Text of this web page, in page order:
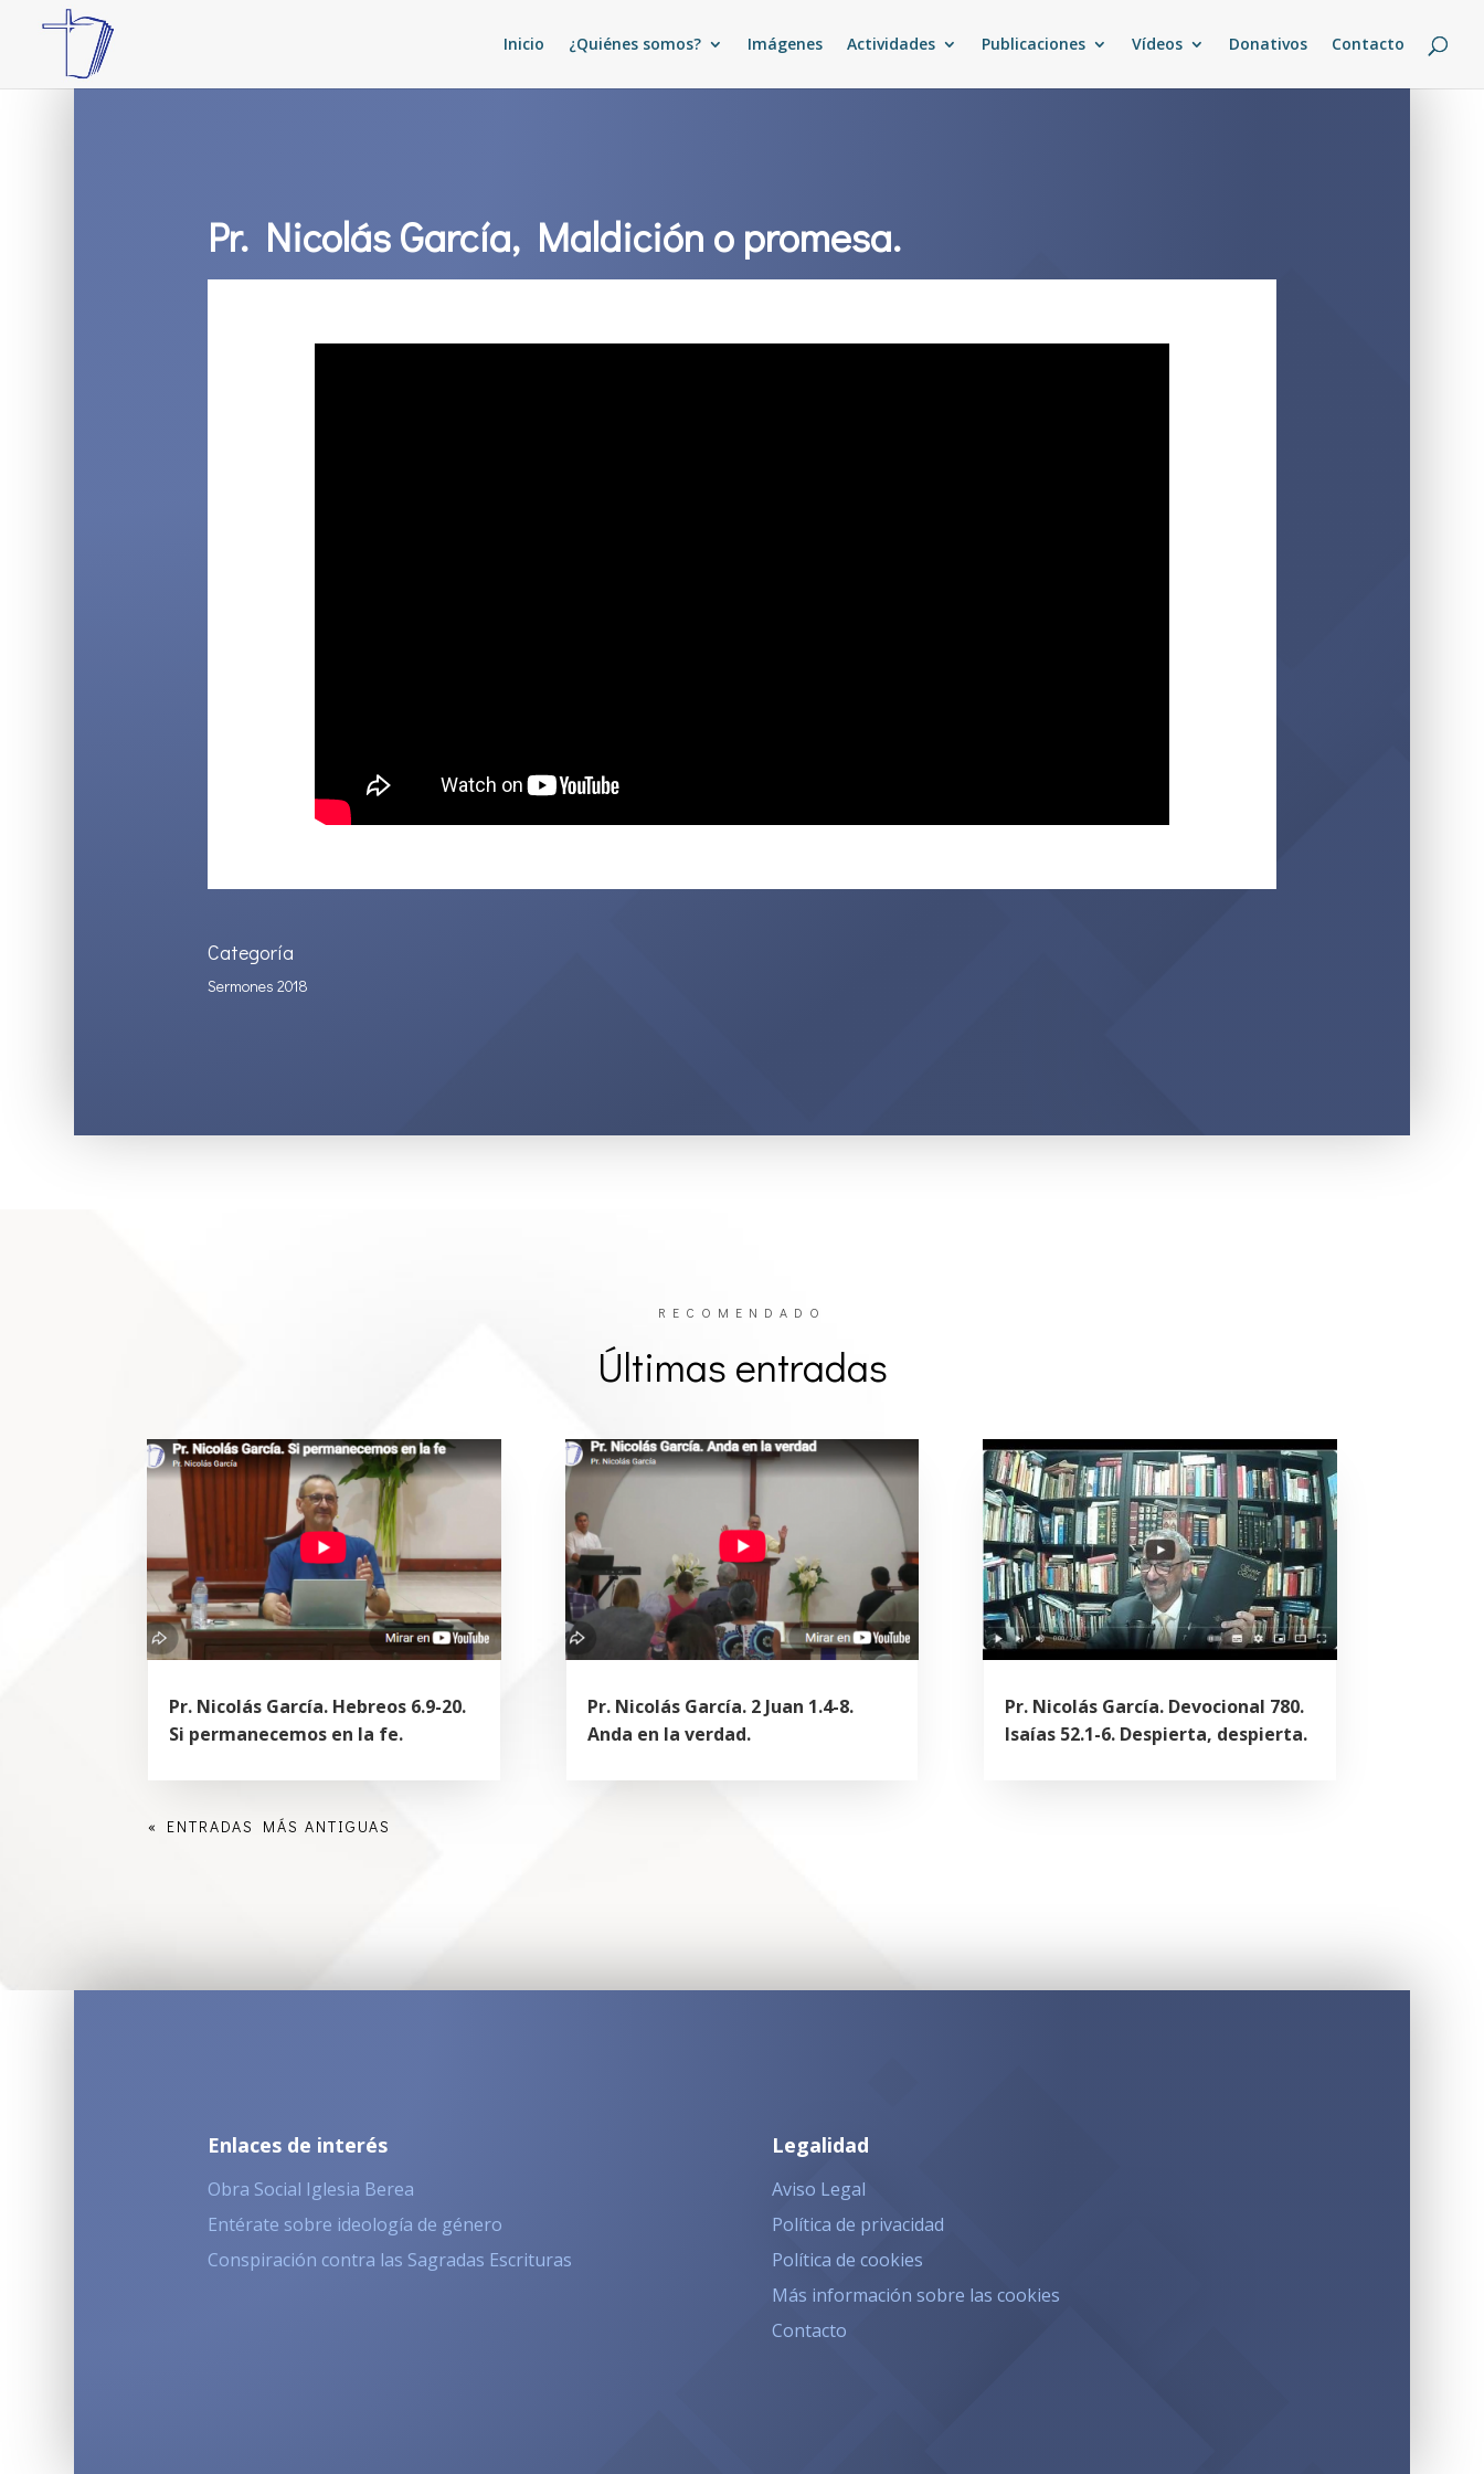
Inicio ¿Quiénes somos? Imágenes Actividades Publicaciones Vídeos Donativos Contacto
Pr. Nicolás García, Maldición o promesa.
Categoría
Sermones 2018
RECOMENDADO
Últimas entradas
Pr. Nicolás García. Hebreos 6.9-20.
Si permanecemos en la fe.
Pr. Nicolás García. 2 Juan 1.4-8.
Anda en la verdad.
Pr. Nicolás García. Devocional 780.
Isaías 52.1-6. Despierta, despierta.
« ENTRADAS MÁS ANTIGUAS
Enlaces de interés
Obra Social Iglesia Berea
Entérate sobre ideología de género
Conspiración contra las Sagradas Escrituras
Legalidad
Aviso Legal
Política de privacidad
Política de cookies
Más información sobre las cookies
Contacto